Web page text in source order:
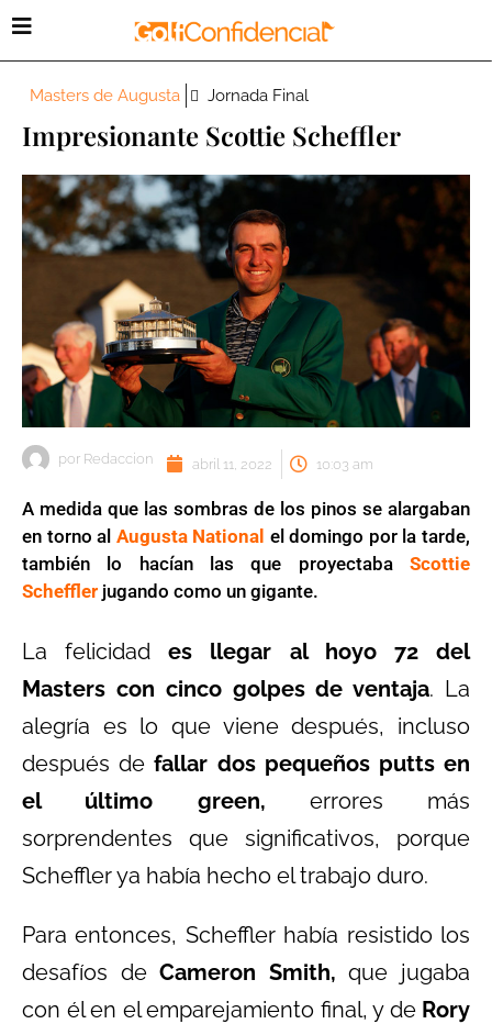
Masters de Augusta Jornada Final
Impresionante Scottie Scheffler
por Redaccion abril 11, 2022 10:03 am
A medida que las sombras de los pinos se alargaban
en torno al Augusta National el domingo por la tarde,
también lo hacían las que proyectabaScottie
Scheffler jugando como un gigante.
La felicidad es llegar al hoyo 72 del
Masters con cinco golpes de ventaja. La
alegría es lo que viene después, incluso
después defallar dos pequeños putts en
el último green, errores más
sorprendentes que significativos, porque
Scheffler ya había hecho el trabajo duro.
Para entonces, Scheffler había resistido los
desafíos deCameron Smith, que jugaba
con él en el emparejamiento final, y de Rory